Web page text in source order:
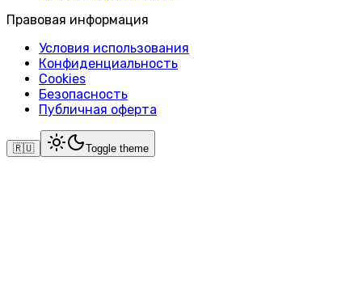
Правовая информация
Условия использования
Конфиденциальность
Cookies
Безопасность
Публичная оферта
🇷🇺 Toggle theme